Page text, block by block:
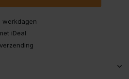
werkdagen
iDeal